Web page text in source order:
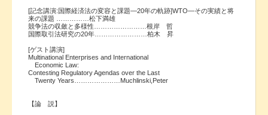
[記念講演:国際経済法の変容と課題―20年の軌跡]WTO―その実績と将
来の課題 ……………松下満雄
競争法の収斂と多様性……………………根岸 哲
国際取引法研究の20年……………………柏木 昇
[ゲスト講演]
Multinational Enterprises and International
Economic Law:
Contesting Regulatory Agendas over the Last
Twenty Years…………………Muchlinski,Peter
【論 説】